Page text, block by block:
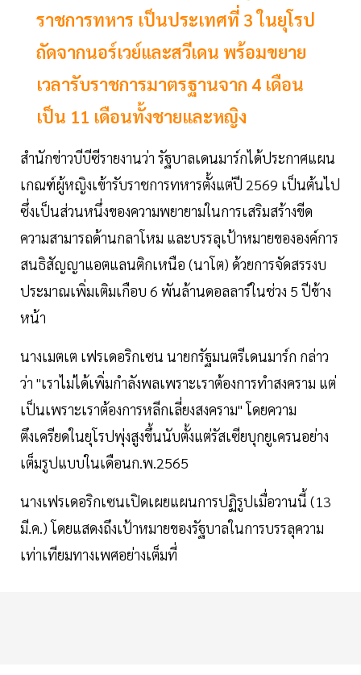
ราชการทหาร เป็นประเทศที่ 3 ในยุโรป
ถัดจากนอร์เวย์และสวีเดน พร้อมขยาย
เวลารับราชการมาตรฐานจาก 4 เดือน
เป็น 11 เดือนทั้งชายและหญิง
สำนักข่าวบีบีซีรายงานว่า รัฐบาลเดนมาร์กได้ประกาศแผน
เกณฑ์ผู้หญิงเข้ารับราชการทหารตั้งแต่ปี 2569 เป็นต้นไป
ซึ่งเป็นส่วนหนึ่งของความพยายามในการเสริมสร้างขีด
ความสามารถด้านกลาโหม และบรรลุเป้าหมายขององค์การ
สนธิสัญญาแอตแลนติกเหนือ (นาโต) ด้วยการจัดสรรงบ
ประมาณเพิ่มเติมเกือบ 6 พันล้านดอลลาร์ในช่วง 5 ปีข้าง
หน้า
นางเมตเต เฟรเดอริกเซน นายกรัฐมนตรีเดนมาร์ก กล่าว
ว่า "เราไม่ได้เพิ่มกำลังพลเพราะเราต้องการทำสงคราม แต่
เป็นเพราะเราต้องการหลีกเลี่ยงสงคราม" โดยความ
ตึงเครียดในยุโรปพุ่งสูงขึ้นนับตั้งแต่รัสเซียบุกยูเครนอย่าง
เต็มรูปแบบในเดือนก.พ.2565
นางเฟรเดอริกเซนเปิดเผยแผนการปฏิรูปเมื่อวานนี้ (13
มี.ค.) โดยแสดงถึงเป้าหมายของรัฐบาลในการบรรลุความ
เท่าเทียมทางเพศอย่างเต็มที่